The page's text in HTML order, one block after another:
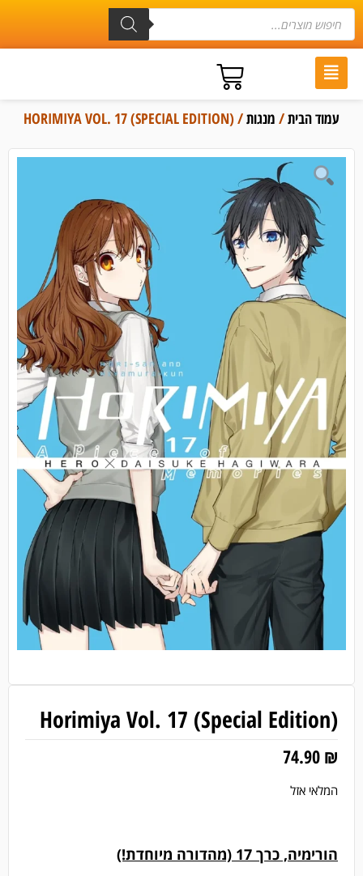
עמוד הבית/ מנגות/ HORIMIYA VOL. 17 (SPECIAL EDITION)
Horimiya Vol. 17 (Special Edition)
74.90 ₪
המלאי אזל
הורימיה, כרך 17 (מהדורה מיוחדת!)